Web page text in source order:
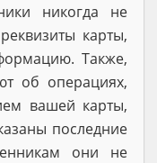
никогда не
карты,
Также,
об операциях,
вашей карты,
последние
они не